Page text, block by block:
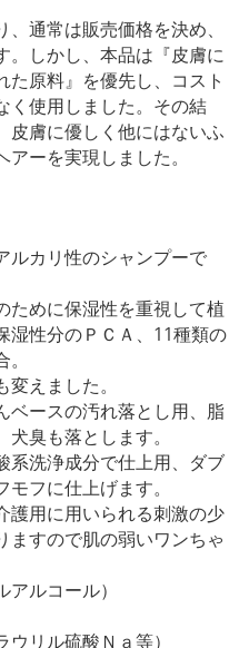
通常は販売価格を決め、
。しかし、本品は『皮膚に
原料』を優先し、コスト
く使用しました。その結
皮膚に優しく他にはないふ
ーを実現しました。
ルカリ性のシャンプーで
ために保湿性を重視して植
湿性分のＰＣＡ、11種類の
えました。
ベースの汚れ落とし用、脂
臭も落とします。
系洗浄成分で仕上用、ダブ
フに仕上げます。
護用に用いられる刺激の少
ますので肌の弱いワンちゃ
ルコール）
リル硫酸Ｎａ等）